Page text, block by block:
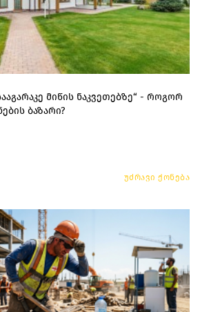
მიწის ნაკვეთებზე“ - როგორ
ბაზარი?
უძრავი ქონება